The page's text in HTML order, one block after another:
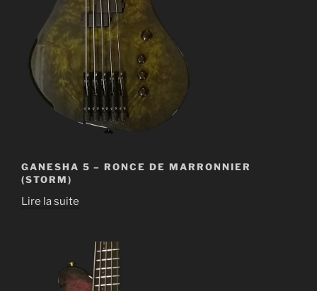
GANESHA 5 – RONCE DE MARRONNIER
(STORM)
Lire la suite